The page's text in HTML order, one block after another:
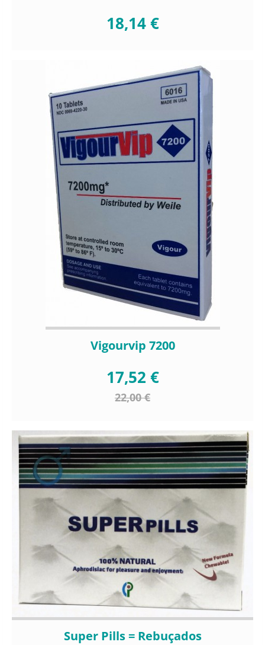
18,14 €
Vigourvip 7200
17,52 €
22,00 €
Super Pills = Rebuçados